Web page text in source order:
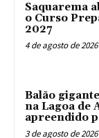
Saquarema
o Curso
2027
4 de agosto de 2026
Balão
na Lagoa de
apreendido
3 de agosto de 2026